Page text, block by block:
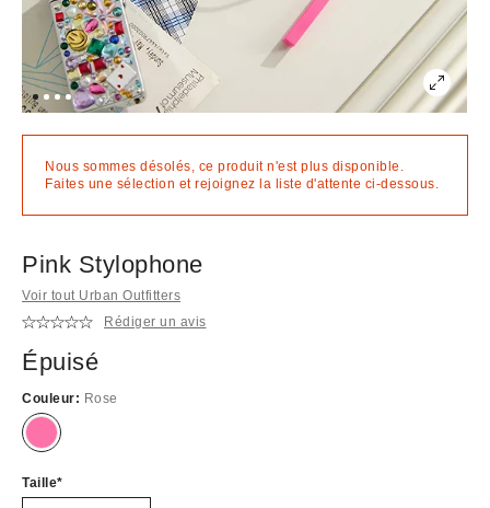
Nous sommes désolés, ce produit n'est plus disponible.
Faites une sélection et rejoignez la liste d'attente ci-dessous.
Pink Stylophone
Voir tout Urban Outfitters
Rédiger un avis
Épuisé
Couleur: Rose
En
stock
!
Taille